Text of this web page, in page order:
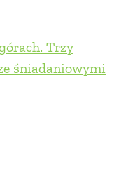
Trzy
śniadaniowymi